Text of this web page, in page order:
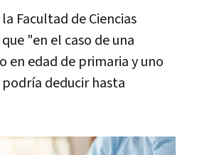
Facultad de Ciencias
"en el caso de una
en edad de primaria y uno
deducir hasta